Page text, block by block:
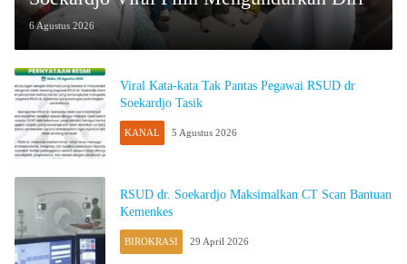
6 Agustus 2026
Viral Kata-kata Tak Pantas Pegawai RSUD dr
Soekardjo Tasik
KANAL 5 Agustus 2026
RSUD dr. Soekardjo Maksimalkan CT Scan Bantuan
Kemenkes
BIROKRASI 29 April 2026